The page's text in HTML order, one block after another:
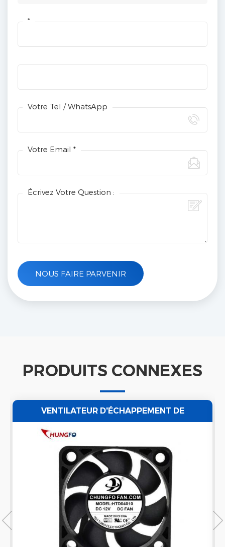
*
Votre Tel / WhatsApp
Votre Email *
Écrivez Votre Question :
PRODUITS CONNEXES
VENTILATEUR D'ÉCHAPPEMENT DE
VENTILATEUR D'AIR POUR NETTOYEUR À
ULTRASONS ÉTANCHE